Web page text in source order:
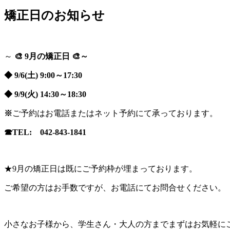
矯正日のお知らせ
～ 🎨 9月の矯正日 🎨～
◆ 9/6(土) 9:00～17:30
◆ 9/9(火) 14:30～18:30
※ご予約はお電話またはネット予約にて承っております。
☎TEL: 042-843-1841
★9月の矯正日は既にご予約枠が埋まっております。
ご希望の方はお手数ですが、お電話にてお問合せください。
小さなお子様から、学生さん・大人の方までまずはお気軽に